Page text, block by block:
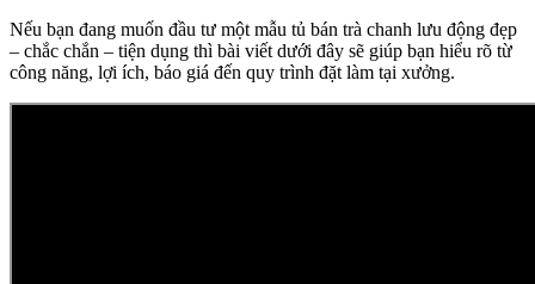
Nếu bạn đang muốn đầu tư một mẫu tủ bán trà chanh lưu động đẹp
– chắc chắn – tiện dụng thì bài viết dưới đây sẽ giúp bạn hiểu rõ từ
công năng, lợi ích, báo giá đến quy trình đặt làm tại xưởng.